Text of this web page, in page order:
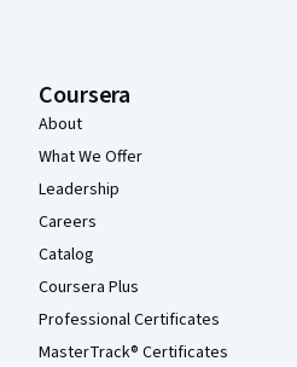
Coursera
About
What We Offer
Leadership
Careers
Catalog
Coursera Plus
Professional Certificates
MasterTrack® Certificates